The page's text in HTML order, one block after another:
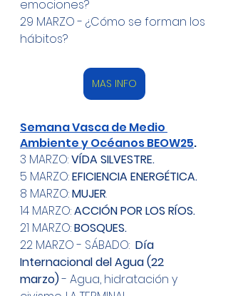
emociones?
29 MARZO - ¿Cómo se forman los
hábitos?
MAS INFO
Semana Vasca de Medio
Ambiente y Océanos BEOW25.
3 MARZO: VÍDA SILVESTRE.
5 MARZO: EFICIENCIA ENERGÉTICA.
8 MARZO: MUJER.
14 MARZO: ACCIÓN POR LOS RÍOS.
21 MARZO: BOSQUES.
22 MARZO - SÁBADO: Día
Internacional del Agua (22
marzo) - Agua, hidratación y